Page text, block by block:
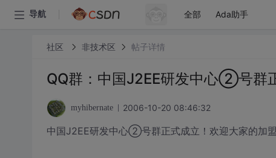
导航 全部 Ada助手
社区 非技术区 帖子详情
QQ群：中国J2EE研发中心②号群
myhibernate 2006-10-20 08:46:32
中国J2EE研发中心②号群正式成立！欢迎大家的加